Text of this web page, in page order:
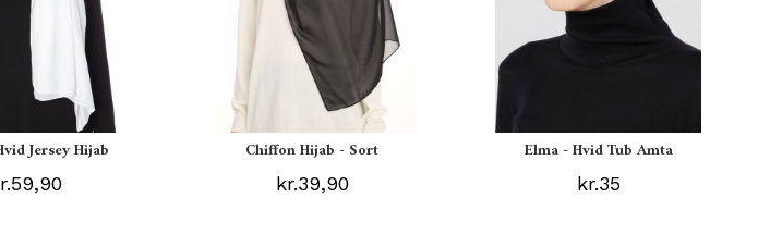
Jersey Hijab Chiffon Hijab - Sort
kr.39,90
Elma - Hvid Tub Amta
kr.35